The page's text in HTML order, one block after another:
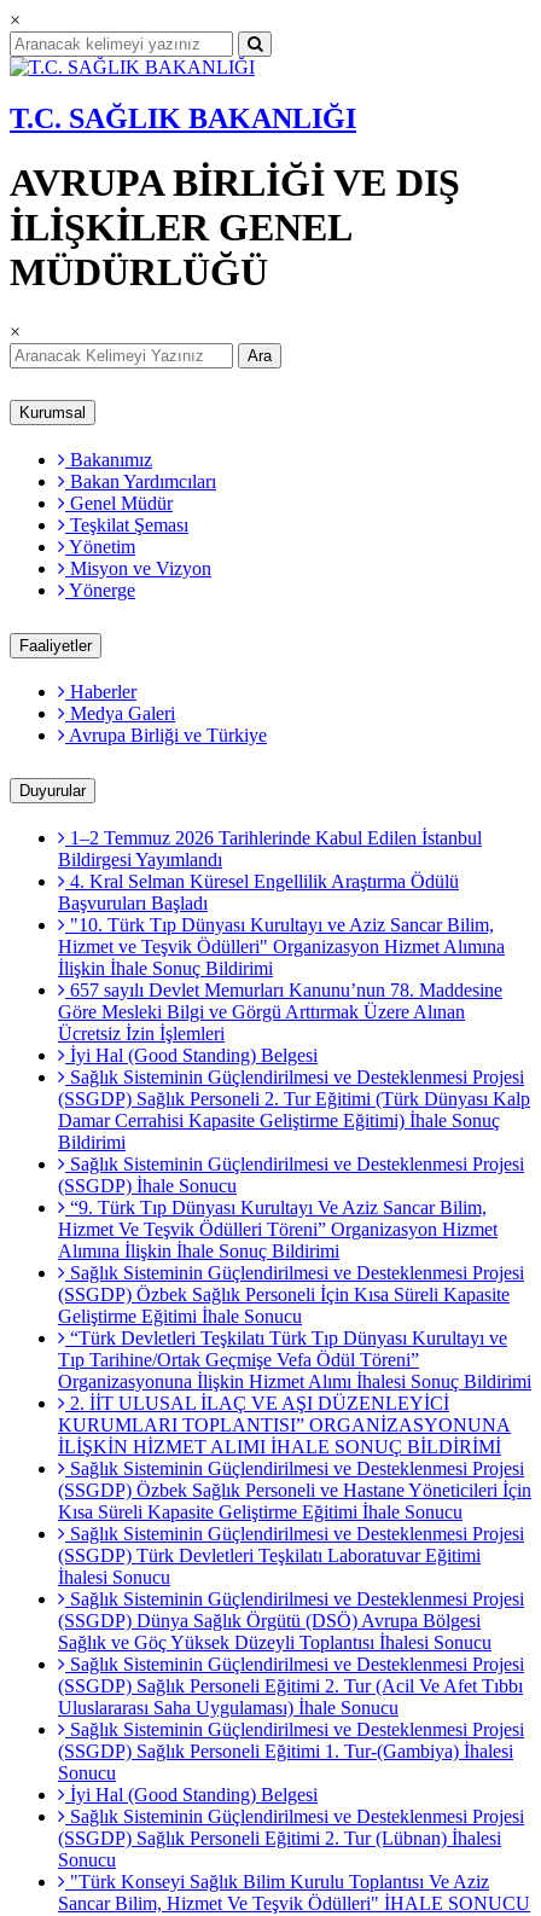
×
T.C. SAĞLIK BAKANLIĞI
AVRUPA BİRLİĞİ VE DIŞ
İLİŞKİLER GENEL
MÜDÜRLÜĞÜ
×
Ara
Kurumsal
Bakanımız
Bakan Yardımcıları
Genel Müdür
Teşkilat Şeması
Yönetim
Misyon ve Vizyon
Yönerge
Faaliyetler
Haberler
Medya Galeri
Avrupa Birliği ve Türkiye
Duyurular
1–2 Temmuz 2026 Tarihlerinde Kabul Edilen İstanbul
Bildirgesi Yayımlandı
4. Kral Selman Küresel Engellilik Araştırma Ödülü
Başvuruları Başladı
"10. Türk Tıp Dünyası Kurultayı ve Aziz Sancar Bilim,
Hizmet ve Teşvik Ödülleri" Organizasyon Hizmet Alımına
İlişkin İhale Sonuç Bildirimi
657 sayılı Devlet Memurları Kanunu’nun 78. Maddesine
Göre Mesleki Bilgi ve Görgü Arttırmak Üzere Alınan
Ücretsiz İzin İşlemleri
İyi Hal (Good Standing) Belgesi
Sağlık Sisteminin Güçlendirilmesi ve Desteklenmesi Projesi
(SSGDP) Sağlık Personeli 2. Tur Eğitimi (Türk Dünyası Kalp
Damar Cerrahisi Kapasite Geliştirme Eğitimi) İhale Sonuç
Bildirimi
Sağlık Sisteminin Güçlendirilmesi ve Desteklenmesi Projesi
(SSGDP) İhale Sonucu
“9. Türk Tıp Dünyası Kurultayı Ve Aziz Sancar Bilim,
Hizmet Ve Teşvik Ödülleri Töreni” Organizasyon Hizmet
Alımına İlişkin İhale Sonuç Bildirimi
Sağlık Sisteminin Güçlendirilmesi ve Desteklenmesi Projesi
(SSGDP) Özbek Sağlık Personeli İçin Kısa Süreli Kapasite
Geliştirme Eğitimi İhale Sonucu
“Türk Devletleri Teşkilatı Türk Tıp Dünyası Kurultayı ve
Tıp Tarihine/Ortak Geçmişe Vefa Ödül Töreni”
Organizasyonuna İlişkin Hizmet Alımı İhalesi Sonuç Bildirimi
2. İİT ULUSAL İLAÇ VE AŞI DÜZENLEYİCİ
KURUMLARI TOPLANTISI” ORGANİZASYONUNA
İLİŞKİN HİZMET ALIMI İHALE SONUÇ BİLDİRİMİ
Sağlık Sisteminin Güçlendirilmesi ve Desteklenmesi Projesi
(SSGDP) Özbek Sağlık Personeli ve Hastane Yöneticileri İçin
Kısa Süreli Kapasite Geliştirme Eğitimi İhale Sonucu
Sağlık Sisteminin Güçlendirilmesi ve Desteklenmesi Projesi
(SSGDP) Türk Devletleri Teşkilatı Laboratuvar Eğitimi
İhalesi Sonucu
Sağlık Sisteminin Güçlendirilmesi ve Desteklenmesi Projesi
(SSGDP) Dünya Sağlık Örgütü (DSÖ) Avrupa Bölgesi
Sağlık ve Göç Yüksek Düzeyli Toplantısı İhalesi Sonucu
Sağlık Sisteminin Güçlendirilmesi ve Desteklenmesi Projesi
(SSGDP) Sağlık Personeli Eğitimi 2. Tur (Acil Ve Afet Tıbbı
Uluslararası Saha Uygulaması) İhale Sonucu
Sağlık Sisteminin Güçlendirilmesi ve Desteklenmesi Projesi
(SSGDP) Sağlık Personeli Eğitimi 1. Tur-(Gambiya) İhalesi
Sonucu
İyi Hal (Good Standing) Belgesi
Sağlık Sisteminin Güçlendirilmesi ve Desteklenmesi Projesi
(SSGDP) Sağlık Personeli Eğitimi 2. Tur (Lübnan) İhalesi
Sonucu
"Türk Konseyi Sağlık Bilim Kurulu Toplantısı Ve Aziz
Sancar Bilim, Hizmet Ve Teşvik Ödülleri" İHALE SONUCU